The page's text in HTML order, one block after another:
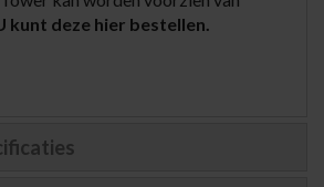
kunt deze hier bestellen.